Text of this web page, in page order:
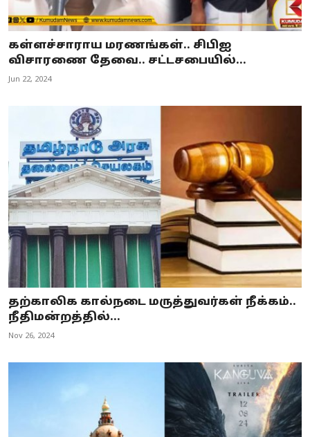
கள்ளச்சாராய மரணங்கள்.. சிபிஐ
விசாரணை தேவை.. சட்டசபையில்...
Jun 22, 2024
தற்காலிக கால்நடை மருத்துவர்கள் நீக்கம்..
நீதிமன்றத்தில்...
Nov 26, 2024